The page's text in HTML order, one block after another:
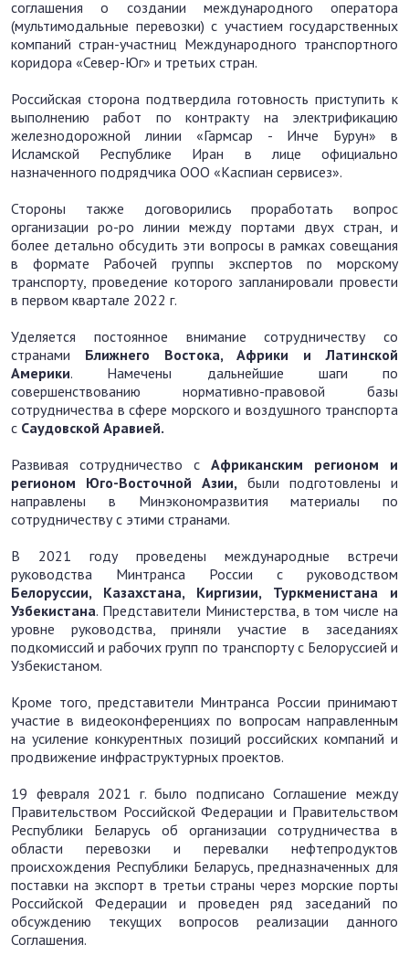
соглашения о создании международного оператора
(мультимодальные перевозки) с участием государственных
компаний стран-участниц Международного транспортного
коридора «Север-Юг» и третьих стран.
Российская сторона подтвердила готовность приступить к
выполнению работ по контракту на электрификацию
железнодорожной линии «Гармсар - Инче Бурун» в
Исламской Республике Иран в лице официально
назначенного подрядчика ООО «Каспиан сервисез».
Стороны также договорились проработать вопрос
организации ро-ро линии между портами двух стран, и
более детально обсудить эти вопросы в рамках совещания
в формате Рабочей группы экспертов по морскому
транспорту, проведение которого запланировали провести
в первом квартале 2022 г.
Уделяется постоянное внимание сотрудничеству со
странами Ближнего Востока, Африки и Латинской
Америки. Намечены дальнейшие шаги по
совершенствованию нормативно-правовой базы
сотрудничества в сфере морского и воздушного транспорта
с Саудовской Аравией.
Развивая сотрудничество с Африканским регионом и
регионом Юго-Восточной Азии, были подготовлены и
направлены в Минэкономразвития материалы по
сотрудничеству с этими странами.
В 2021 году проведены международные встречи
руководства Минтранса России с руководством
Белоруссии, Казахстана, Киргизии, Туркменистана и
Узбекистана. Представители Министерства, в том числе на
уровне руководства, приняли участие в заседаниях
подкомиссий и рабочих групп по транспорту с Белоруссией и
Узбекистаном.
Кроме того, представители Минтранса России принимают
участие в видеоконференциях по вопросам направленным
на усиление конкурентных позиций российских компаний и
продвижение инфраструктурных проектов.
19 февраля 2021 г. было подписано Соглашение между
Правительством Российской Федерации и Правительством
Республики Беларусь об организации сотрудничества в
области перевозки и перевалки нефтепродуктов
происхождения Республики Беларусь, предназначенных для
поставки на экспорт в третьи страны через морские порты
Российской Федерации и проведен ряд заседаний по
обсуждению текущих вопросов реализации данного
Соглашения.